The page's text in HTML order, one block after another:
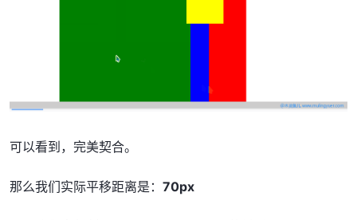
可以看到，完美契合。
那么我们实际平移距离是： 70px